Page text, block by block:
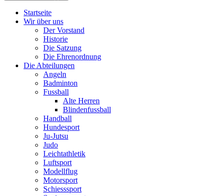
Startseite
Wir über uns
Der Vorstand
Historie
Die Satzung
Die Ehrenordnung
Die Abteilungen
Angeln
Badminton
Fussball
Alte Herren
Blindenfussball
Handball
Hundesport
Ju-Jutsu
Judo
Leichtathletik
Luftsport
Modellflug
Motorsport
Schiesssport